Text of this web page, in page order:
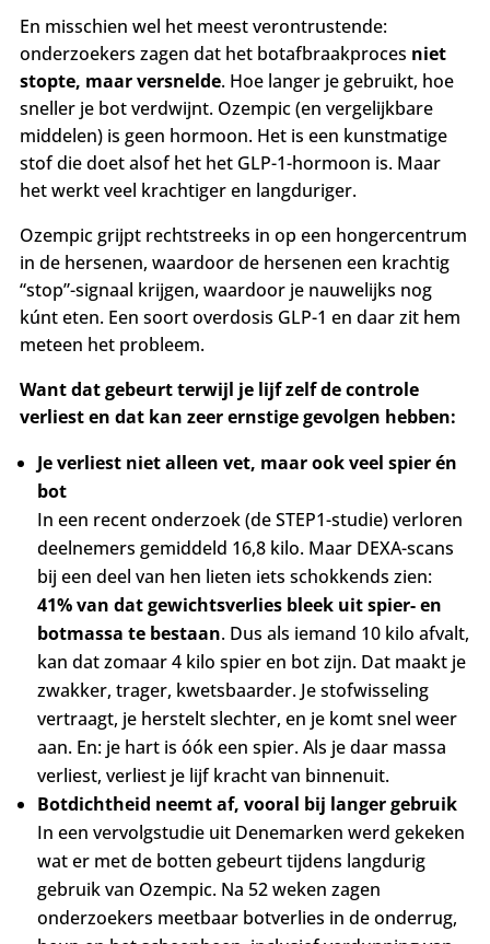
En misschien wel het meest verontrustende:
onderzoekers zagen dat het botafbraakproces niet
stopte, maar versnelde. Hoe langer je gebruikt, hoe
sneller je bot verdwijnt. Ozempic (en vergelijkbare
middelen) is geen hormoon. Het is een kunstmatige
stof die doet alsof het het GLP-1-hormoon is. Maar
het werkt veel krachtiger en langduriger.
Ozempic grijpt rechtstreeks in op een hongercentrum
in de hersenen, waardoor de hersenen een krachtig
“stop”-signaal krijgen, waardoor je nauwelijks nog
kúnt eten. Een soort overdosis GLP-1 en daar zit hem
meteen het probleem.
Want dat gebeurt terwijl je lijf zelf de controle
verliest en dat kan zeer ernstige gevolgen hebben:
Je verliest niet alleen vet, maar ook veel spier én
bot
In een recent onderzoek (de STEP1-studie) verloren
deelnemers gemiddeld 16,8 kilo. Maar DEXA-scans
bij een deel van hen lieten iets schokkends zien:
41% van dat gewichtsverlies bleek uit spier- en
botmassa te bestaan. Dus als iemand 10 kilo afvalt,
kan dat zomaar 4 kilo spier en bot zijn. Dat maakt je
zwakker, trager, kwetsbaarder. Je stofwisseling
vertraagt, je herstelt slechter, en je komt snel weer
aan. En: je hart is óók een spier. Als je daar massa
verliest, verliest je lijf kracht van binnenuit.
Botdichtheid neemt af, vooral bij langer gebruik
In een vervolgstudie uit Denemarken werd gekeken
wat er met de botten gebeurt tijdens langdurig
gebruik van Ozempic. Na 52 weken zagen
onderzoekers meetbaar botverlies in de onderrug,